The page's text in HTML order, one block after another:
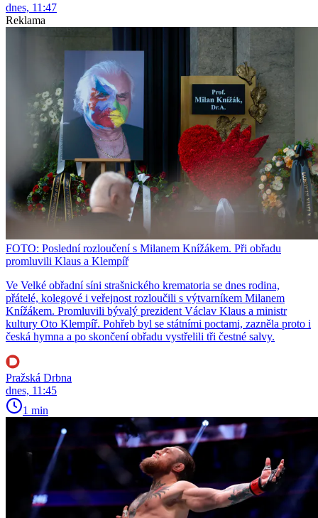
dnes, 11:47
Reklama
FOTO: Poslední rozloučení s Milanem Knížákem. Při obřadu
promluvili Klaus a Klempíř
Ve Velké obřadní síni strašnického krematoria se dnes rodina,
přátelé, kolegové i veřejnost rozloučili s výtvarníkem Milanem
Knížákem. Promluvili bývalý prezident Václav Klaus a ministr
kultury Oto Klempíř. Pohřeb byl se státními poctami, zazněla proto i
česká hymna a po skončení obřadu vystřelili tři čestné salvy.
Pražská Drbna
dnes, 11:45
1 min